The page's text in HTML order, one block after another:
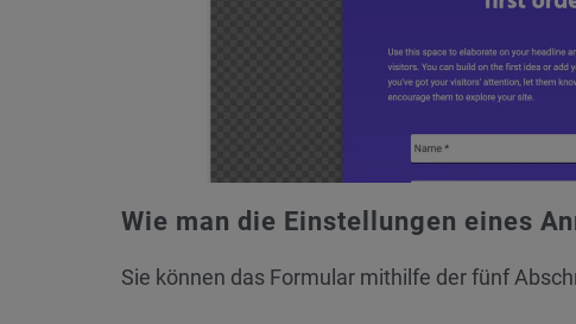
Wie man die Einstellungen eines
Sie können das Formular mithilfe der fünf